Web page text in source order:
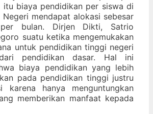
itu biaya pendidikan per siswa di
Negeri mendapat alokasi sebesar
bulan. Dirjen Dikti, Satrio
suatu ketika mengemukakan
untuk pendidikan tinggi negeri
pendidikan dasar. Hal ini
biaya pendidikan yang lebih
pada pendidikan tinggi justru
karena hanya menguntungkan
memberikan manfaat kepada